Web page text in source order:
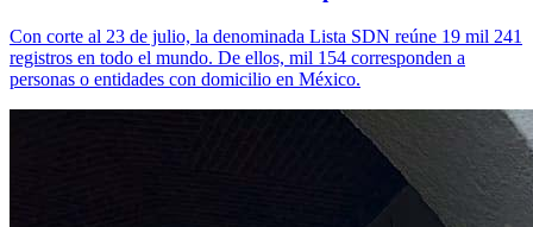
Con corte al 23 de julio, la denominada Lista SDN reúne 19 mil 241
registros en todo el mundo. De ellos, mil 154 corresponden a
personas o entidades con domicilio en México.